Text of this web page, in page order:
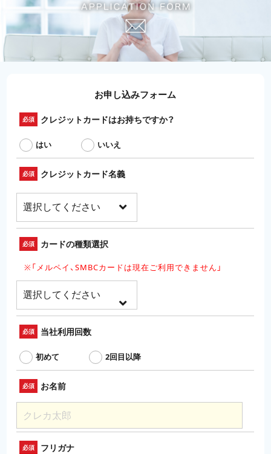
お申し込みフォーム
必須 クレジットカードはお持ちですか？
はい いいえ
必須 クレジットカード名義
必須 カードの種類選択
※「メルペイ、SMBCカードは現在ご利用できません」
必須 当社利用回数
初めて 2回目以降
必須 お名前
必須 フリガナ